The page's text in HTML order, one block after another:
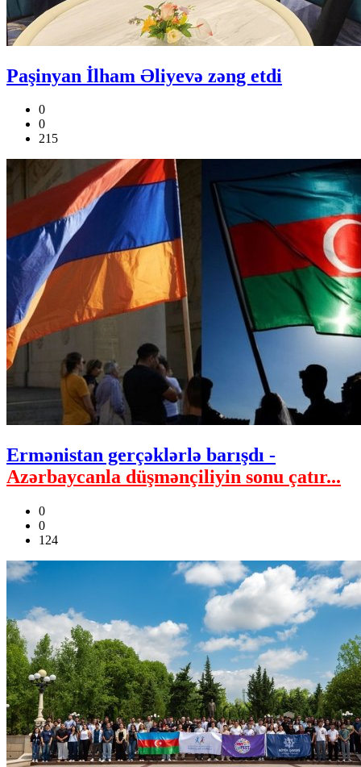
Paşinyan İlham Əliyevə zəng etdi
0
0
215
Ermənistan gerçəklərlə barışdı -
Azərbaycanla düşmənçiliyin sonu çatır...
0
0
124